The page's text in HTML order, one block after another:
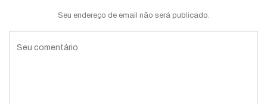
Seu endereço de email não será publicado.